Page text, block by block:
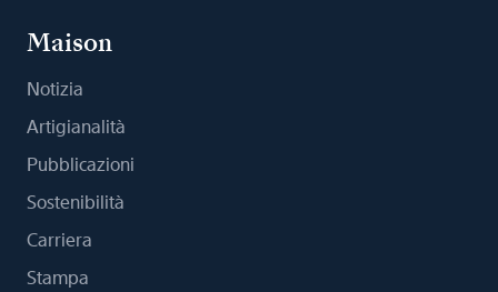
Maison
Notizia
Artigianalità
Pubblicazioni
Sostenibilità
Carriera
Stampa